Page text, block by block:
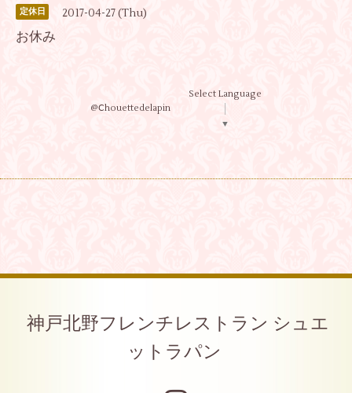
定休日 2017-04-27 (Thu)
お休み
@Ⅽhouettedelapin
Select Language
▼
神戸北野フレンチレストラン シュエ
ットラパン